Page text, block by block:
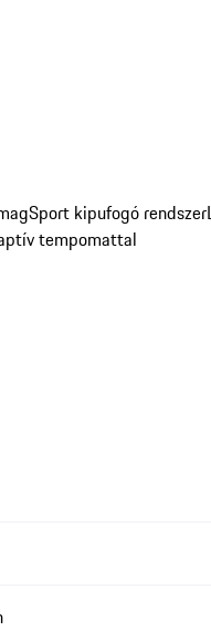
Sport kipufogó rendszer
tempomattal